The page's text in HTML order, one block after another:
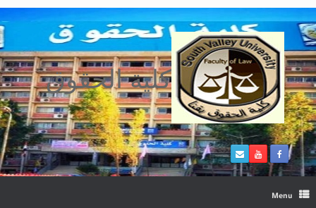
Skip
to
content
كلية الحقوق
Menu